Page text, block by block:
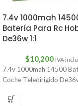
7.4v 1000mah
Batería Para Rc
De36w 1:1
$10,200 IVA
7.4v 1000mah 14500
Coche Teledirigido